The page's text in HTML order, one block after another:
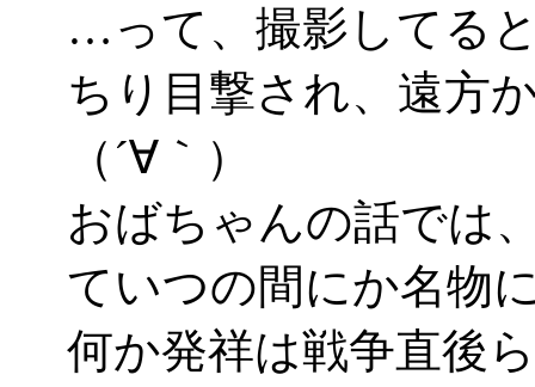
…って、撮影してる
ちり目撃され、遠方
（´∀｀）
おばちゃんの話では
ていつの間にか名物
何か発祥は戦争直後